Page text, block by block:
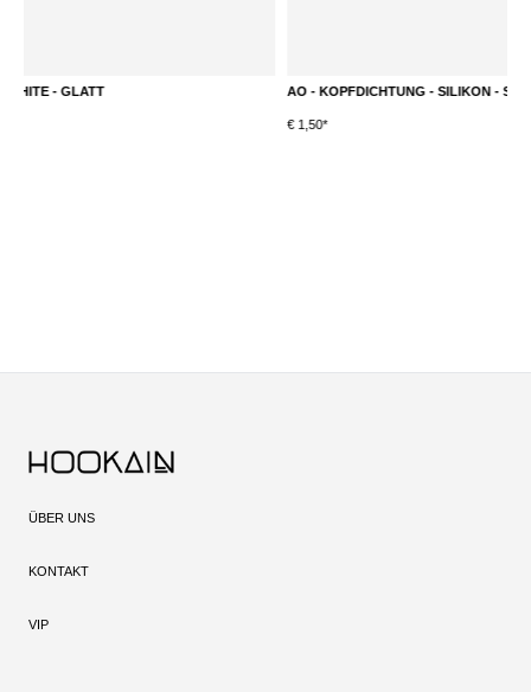
AO - KOPFDICHTUNG - SILIKON - SCHWARZ - GLATT
ÜBER UNS
KONTAKT
VIP